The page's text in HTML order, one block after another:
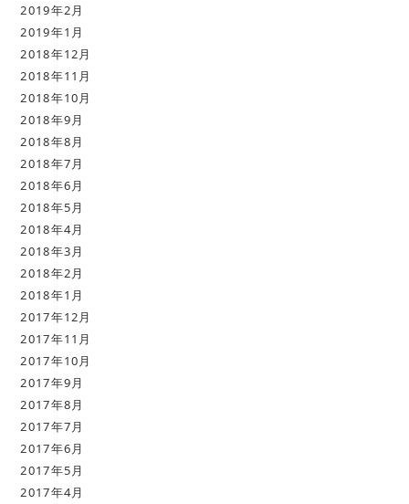
2019年2月
2019年1月
2018年12月
2018年11月
2018年10月
2018年9月
2018年8月
2018年7月
2018年6月
2018年5月
2018年4月
2018年3月
2018年2月
2018年1月
2017年12月
2017年11月
2017年10月
2017年9月
2017年8月
2017年7月
2017年6月
2017年5月
2017年4月